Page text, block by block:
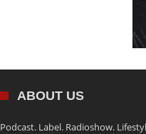
ABOUT US
Podcast. Label. Radioshow.